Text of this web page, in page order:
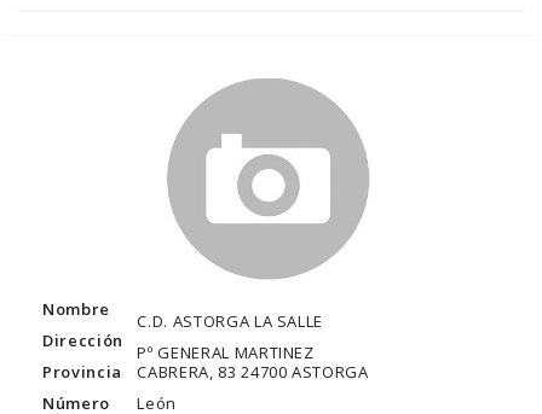
Nombre
Dirección
Provincia
Número
C.D. ASTORGA LA SALLE
Pº GENERAL MARTINEZ
CABRERA, 83 24700 ASTORGA
León